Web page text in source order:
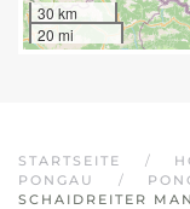
30 km
20 mi
STARTSEITE
PONGAU
SCHAIDREITER